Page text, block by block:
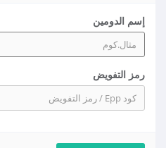
إسم الدومين
رمز التفويض